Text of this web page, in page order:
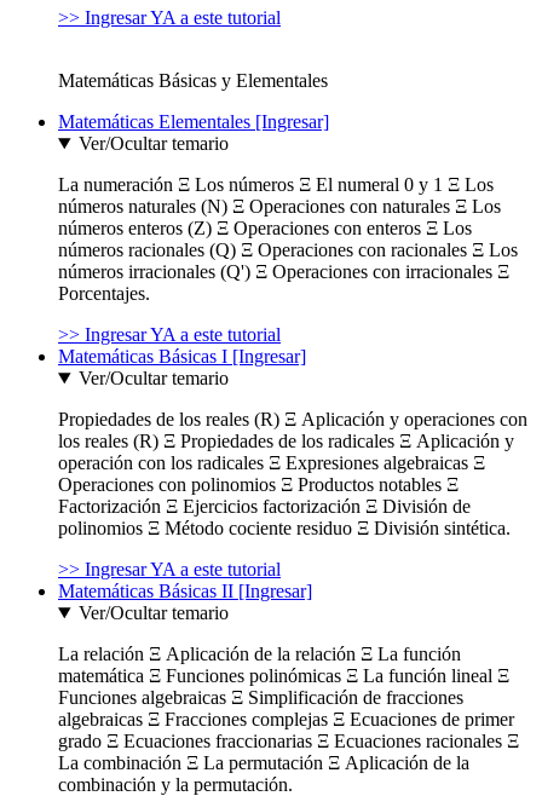
>> Ingresar YA a este tutorial
Matemáticas Básicas y Elementales
Matemáticas Elementales [Ingresar]
Ver/Ocultar temario
La numeración Ξ Los números Ξ El numeral 0 y 1 Ξ Los
números naturales (N) Ξ Operaciones con naturales Ξ Los
números enteros (Z) Ξ Operaciones con enteros Ξ Los
números racionales (Q) Ξ Operaciones con racionales Ξ Los
números irracionales (Q') Ξ Operaciones con irracionales Ξ
Porcentajes.
>> Ingresar YA a este tutorial
Matemáticas Básicas I [Ingresar]
Ver/Ocultar temario
Propiedades de los reales (R) Ξ Aplicación y operaciones con
los reales (R) Ξ Propiedades de los radicales Ξ Aplicación y
operación con los radicales Ξ Expresiones algebraicas Ξ
Operaciones con polinomios Ξ Productos notables Ξ
Factorización Ξ Ejercicios factorización Ξ División de
polinomios Ξ Método cociente residuo Ξ División sintética.
>> Ingresar YA a este tutorial
Matemáticas Básicas II [Ingresar]
Ver/Ocultar temario
La relación Ξ Aplicación de la relación Ξ La función
matemática Ξ Funciones polinómicas Ξ La función lineal Ξ
Funciones algebraicas Ξ Simplificación de fracciones
algebraicas Ξ Fracciones complejas Ξ Ecuaciones de primer
grado Ξ Ecuaciones fraccionarias Ξ Ecuaciones racionales Ξ
La combinación Ξ La permutación Ξ Aplicación de la
combinación y la permutación.